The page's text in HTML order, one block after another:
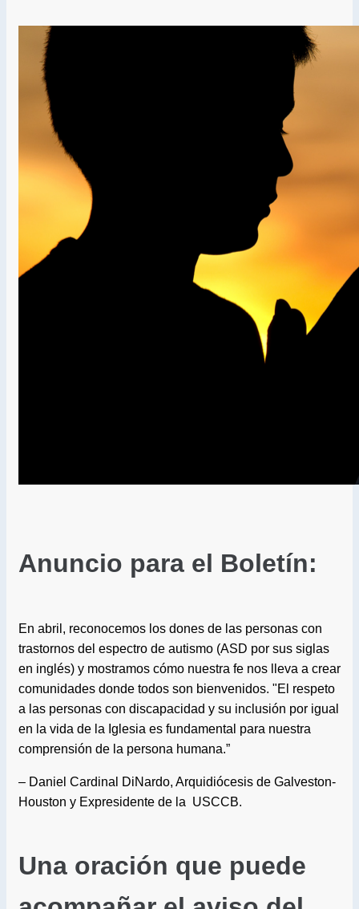
Anuncio para el Boletín:
En abril, reconocemos los dones de las personas con
trastornos del espectro de autismo (ASD por sus siglas
en inglés) y mostramos cómo nuestra fe nos lleva a crear
comunidades donde todos son bienvenidos. "El respeto
a las personas con discapacidad y su inclusión por igual
en la vida de la Iglesia es fundamental para nuestra
comprensión de la persona humana.”
– Daniel Cardinal DiNardo, Arquidiócesis de Galveston-
Houston y Expresidente de la USCCB.
Una oración que puede